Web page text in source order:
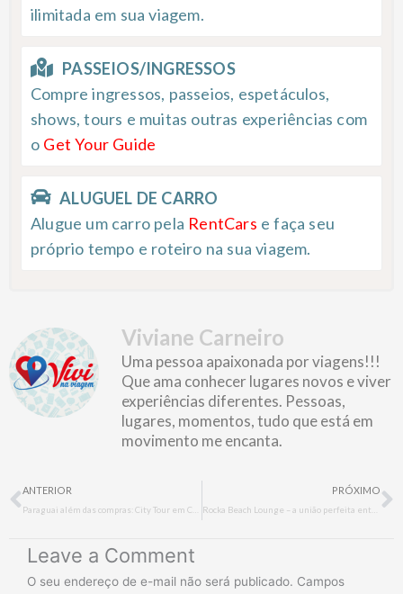
ilimitada em sua viagem.
PASSEIOS/INGRESSOS
Compre ingressos, passeios, espetáculos,
shows, tours e muitas outras experiências com
o Get Your Guide
ALUGUEL DE CARRO
Alugue um carro pela RentCars e faça seu
próprio tempo e roteiro na sua viagem.
Viviane Carneiro
Uma pessoa apaixonada por viagens!!!
Que ama conhecer lugares novos e viver
experiências diferentes. Pessoas,
lugares, momentos, tudo que está em
movimento me encanta.
Prev
ANTERIOR
Paraguai além das compras: City Tour em Ciudad del Este
PRÓXIMO
Rocka Beach Lounge – a união perfeita entre gastronomia e praia
Leave a Comment
O seu endereço de e-mail não será publicado. Campos